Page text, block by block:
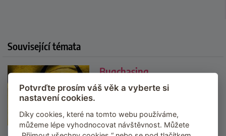
Související témata
Bugchasing
Bugchasing (doslova "pronásledování
pro extrémní formu RACK BSDM
fetiše, kdy se HIV negativní......
Potvrďte prosím váš věk a vyberte si
nastavení cookies.
Díky cookies, které na tomto webu používáme,
můžeme lépe vyhodnocovat návštěvnost. Můžete